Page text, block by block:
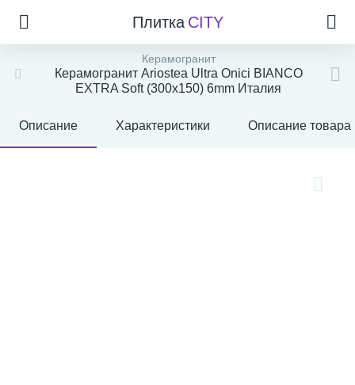
Плитка CITY
Керамогранит
Керамогранит Ariostea Ultra Onici BIANCO
EXTRA Soft (300x150) 6mm Италия
Описание Характеристики Описание товара